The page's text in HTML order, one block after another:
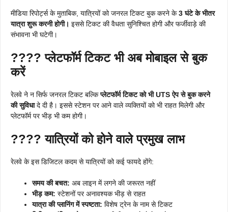
मीडिया रिपोर्ट्स के मुताबिक, यात्रियों को जनरल टिकट बुक करने के3 घंटे के भीतर
यात्रा शुरू करनी होगी। इससे टिकट की वैधता सुनिश्चित होगी और फर्जीवाड़े की
संभावना भी घटेगी।
????प्लेटफॉर्म टिकट भी अब मोबाइल से बुक
करें
रेलवे ने न सिर्फ जनरल टिकट बल्किप्लेटफॉर्म टिकट को भी UTS ऐप से बुक करने
की सुविधादे दी है। इससे स्टेशन पर आने वाले व्यक्तियों को भी राहत मिलेगी और
प्लेटफॉर्म पर भीड़ भी कम होगी।
????यात्रियों को होने वाले प्रमुख लाभ
रेलवे के इस डिजिटल कदम से यात्रियों को कई फायदे होंगे:
समय की बचत: अब लाइन में लगने की जरूरत नहीं
भीड़ कम: स्टेशनों पर अनावश्यक भीड़ से राहत
यात्रा की प्लानिंग में स्पष्टता: विशेष ट्रेन के नाम से टिकट